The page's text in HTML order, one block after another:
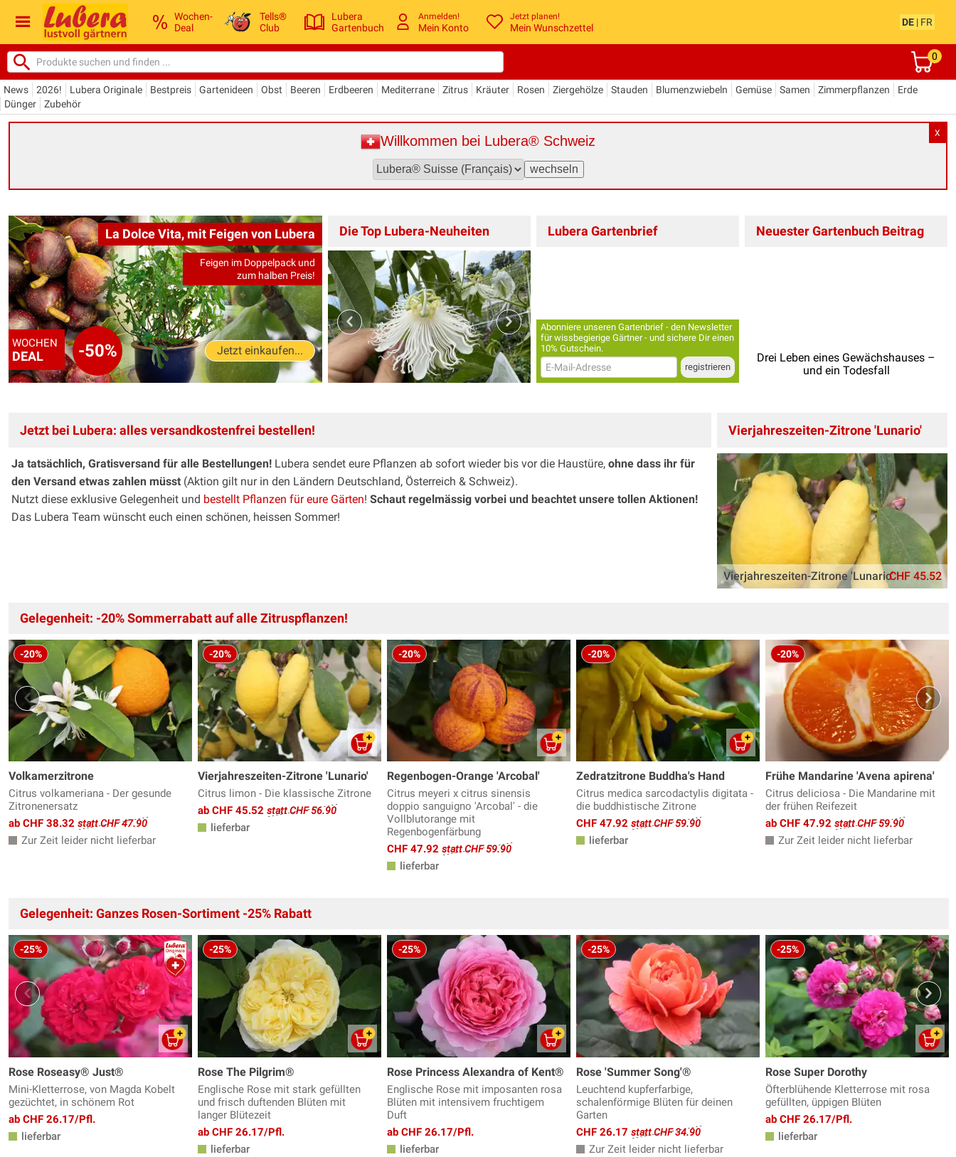
Wochen-
Deal
Tells®
Club
Lubera
Gartenbuch
Anmelden!
Mein Konto
Jetzt planen!
Mein Wunschzettel
DE | FR
0
News 2026! Lubera Originale Bestpreis Gartenideen Obst Beeren Erdbeeren Mediterrane Zitrus Kräuter Rosen Ziergehölze Stauden Blumenzwiebeln Gemüse Samen Zimmerpflanzen
Erde
Dünger
Zubehör
X
Willkommen bei Lubera® Schweiz
WOCHEN
DEAL -50%
La Dolce Vita, mit Feigen von Lubera
Feigen im Doppelpack und
zum halben Preis!
Jetzt einkaufen...
Die Top Lubera-Neuheiten Lubera Gartenbrief
Abonniere unseren Gartenbrief - den Newsletter
für wissbegierige Gärtner - und sichere Dir einen
10% Gutschein.
Neuester Gartenbuch Beitrag
Drei Leben eines Gewächshauses –
und ein Todesfall
Jetzt bei Lubera: alles versandkostenfrei bestellen!
Ja tatsächlich, Gratisversand für alle Bestellungen! Lubera sendet eure Pflanzen ab sofort wieder bis vor die Haustüre, ohne dass ihr für
den Versand etwas zahlen müsst (Aktion gilt nur in den Ländern Deutschland, Österreich & Schweiz).
Nutzt diese exklusive Gelegenheit und bestellt Pflanzen für eure Gärten! Schaut regelmässig vorbei und beachtet unsere tollen Aktionen!
Das Lubera Team wünscht euch einen schönen, heissen Sommer!
Vierjahreszeiten-Zitrone 'Lunario'
Vierjahreszeiten-Zitrone 'Lunario'CHF 45.52
Gelegenheit: -20% Sommerrabatt auf alle Zitruspflanzen!
-20%
Volkamerzitrone
Citrus volkameriana - Der gesunde
Zitronenersatz
ab CHF 38.32 statt CHF 47.90
Zur Zeit leider nicht lieferbar
-20%
Vierjahreszeiten-Zitrone 'Lunario'
Citrus limon - Die klassische Zitrone
ab CHF 45.52 statt CHF 56.90
lieferbar
-20%
Regenbogen-Orange 'Arcobal'
Citrus meyeri x citrus sinensis
doppio sanguigno 'Arcobal' - die
Vollblutorange mit
Regenbogenfärbung
CHF 47.92 statt CHF 59.90
lieferbar
-20%
Zedratzitrone Buddha's Hand
Citrus medica sarcodactylis digitata -
die buddhistische Zitrone
CHF 47.92 statt CHF 59.90
lieferbar
-20%
Frühe Mandarine 'Avena apirena'
Citrus deliciosa - Die Mandarine mit
der frühen Reifezeit
ab CHF 47.92 statt CHF 59.90
Zur Zeit leider nicht lieferbar
Gelegenheit: Ganzes Rosen-Sortiment -25% Rabatt
-25%
Rose Roseasy® Just®
Mini-Kletterrose, von Magda Kobelt
gezüchtet, in schönem Rot
ab CHF 26.17/Pfl.
lieferbar
-25%
Rose The Pilgrim®
Englische Rose mit stark gefüllten
und frisch duftenden Blüten mit
langer Blütezeit
ab CHF 26.17/Pfl.
lieferbar
-25%
Rose Princess Alexandra of Kent®
Englische Rose mit imposanten rosa
Blüten mit intensivem fruchtigem
Duft
ab CHF 26.17/Pfl.
lieferbar
-25%
Rose 'Summer Song'®
Leuchtend kupferfarbige,
schalenförmige Blüten für deinen
Garten
CHF 26.17 statt CHF 34.90
Zur Zeit leider nicht lieferbar
-25%
Rose Super Dorothy
Öfterblühende Kletterrose mit rosa
gefüllten, üppigen Blüten
ab CHF 26.17/Pfl.
lieferbar